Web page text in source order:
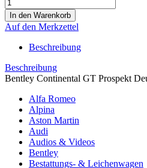
Auf den Merkzettel
Beschreibung
Beschreibung
Bentley Continental GT Prospekt
Alfa Romeo
Alpina
Aston Martin
Audi
Audios & Videos
Bentley
Bestattungs- & Leichenwagen